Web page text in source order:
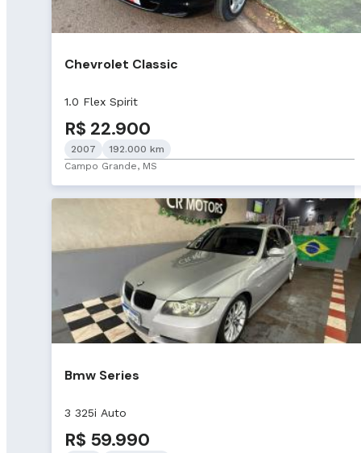
Chevrolet Classic
1.0 Flex Spirit
R$ 22.900
2007
192.000 km
Campo Grande, MS
Bmw Series
3 325i Auto
R$ 59.990